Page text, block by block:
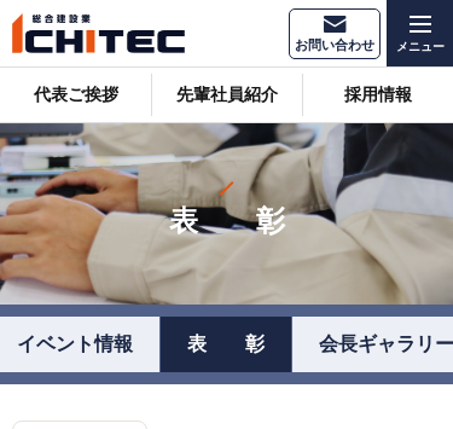
お問い合わせ
代表ご挨拶 先輩社員紹介 採用情報
表 彰
イベント情報 表 彰 会長ギャラリー